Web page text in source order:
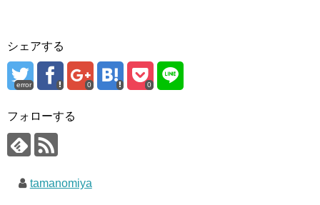
シェアする
error 0 0
フォローする
tamanomiya